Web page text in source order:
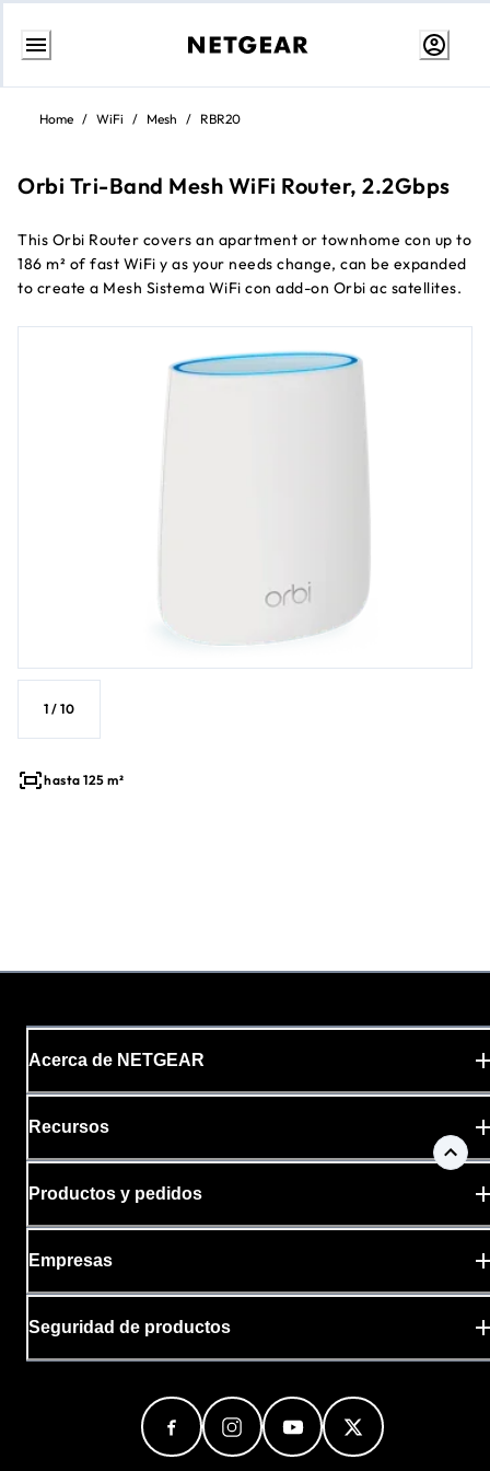
Ir
contenido
Home / WiFi / Mesh / RBR20
Orbi Tri-Band Mesh WiFi Router, 2.2Gbps
This Orbi Router covers an apartment or townhome con up to
186 m² of fast WiFi y as your needs change, can be expanded
to create a Mesh Sistema WiFi con add-on Orbi ac satellites.
1 / 10
hasta 125 m²
Acerca de NETGEAR
Recursos
Productos y pedidos
Empresas
Seguridad de productos